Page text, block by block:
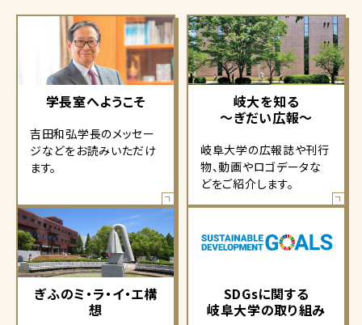
学長室へようこそ
吉田和弘学長のメッセー
ジなどをお読みいただけ
ます。
岐大を知る
～ぎだい広報～
岐阜大学の広報誌や刊行
物、動画やロゴデータな
どをご紹介します。
ぎふのミ・ラ・イ・エ構
想
SDGsに関する
岐阜大学の取り組み